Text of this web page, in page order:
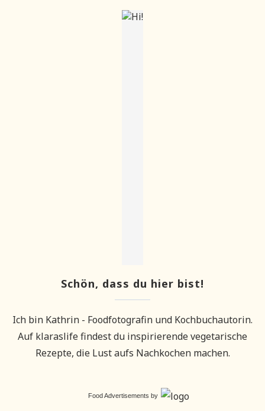
Schön, dass du hier bist!
Ich bin Kathrin - Foodfotografin und Kochbuchautorin.
Auf klaraslife findest du inspirierende vegetarische
Rezepte, die Lust aufs Nachkochen machen.
Food Advertisements by